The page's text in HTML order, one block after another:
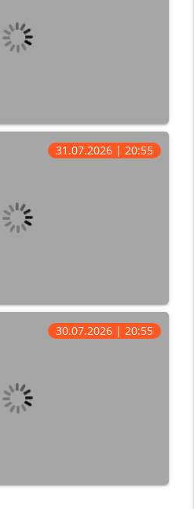
31.07.2026 | 20:55
30.07.2026 | 20:55